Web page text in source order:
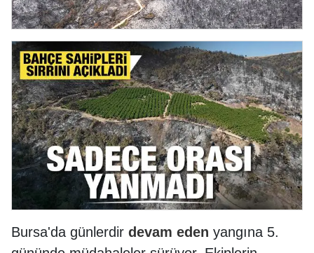
Bursa'da günlerdir devam eden yangına 5.